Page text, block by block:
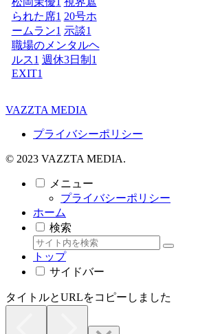
られた席1 20号ホ
ームラン1 示談1
職場のメンタルヘ
ルス1 週休3日制 1
EXIT1
VAZZTA MEDIA
プライバシーポリシー
© 2023 VAZZTA MEDIA.
メニュー
プライバシーポリシー
ホーム
検索
トップ
サイドバー
タイトルとURLをコピーしました